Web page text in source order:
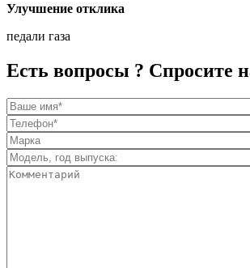
Улучшение отклика
педали газа
Есть вопросы ? Спросите